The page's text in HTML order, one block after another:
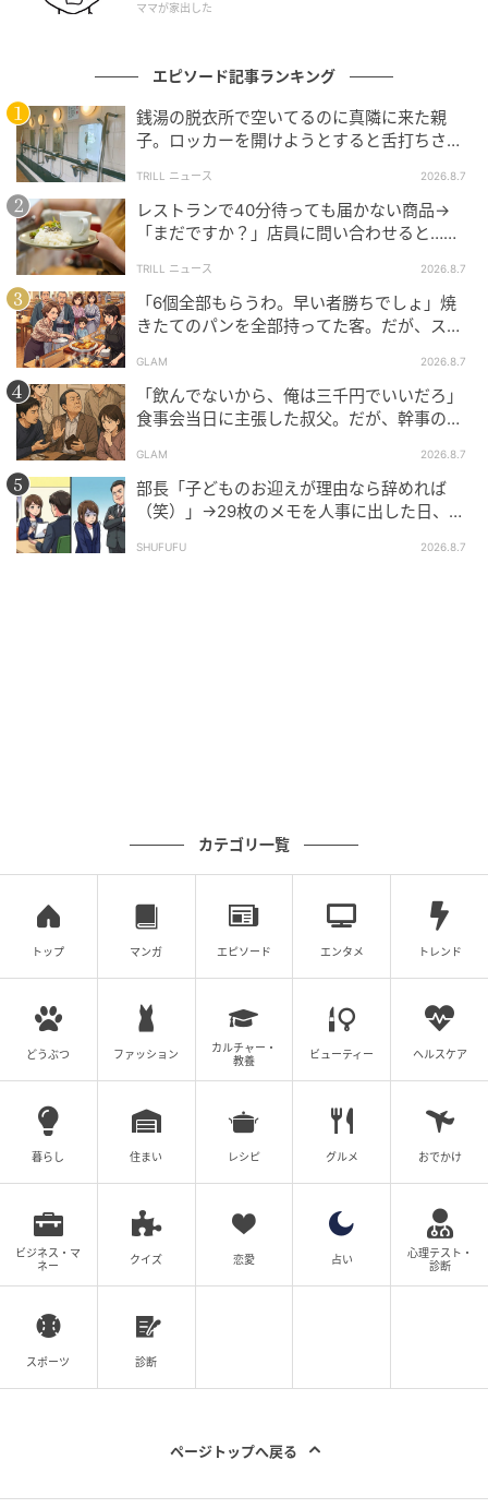
と家事の両方をこなしていたので、疲れはたまってい
夫はとてもやさしい人で、家事にも協力的でした。私
を気づかって、風呂掃除やごみ捨てなどを手伝ってく
れました。しかし、私が「今日は疲れたから仕事を休
みたい」というと、「僕は仕事に行くのに、どうして
あなたは休むの？」と怒るのです。私は「少しくらい
休んでも支障はないのに」と思ったのですが、これ以
上怒らせると喧嘩になってしまうと思い、ぐっとこら
えました。
結婚して1年後、夫は自営業を辞めて、会社員になりま
した。会社員になった夫は、有給や半休を取り、たま
に仕事を休むようになりました。夫は1年前のことを振
り返ると、「あのときは仕事が大変で休めなかったか
ら、あなたの気持ちを理解してあげられなくてごめん
ね」と謝ってくれました。
◇◇◇◇◇
著者：美咲一花／40代女性・派遣社員
「売ってもいい？」夫から衝撃的なひと言が！
ベビーカレンダー
結婚して2年目の私たち夫婦は、結婚前から記念日や誕
生日にはお互いにプレゼントを渡し合っていました。
夫からプレゼントをもらったときは、とてもうれしか
のダウン売ってもいい？」と衝撃的な言葉をかけられ
ママが家出した
エピソード記事ランキング
銭湯の脱衣所で空いてるのに真隣に来た親
子。ロッカーを開けようとすると舌打ちさ
中で拍手」
TRILL ニュース 2026.8.7
レストランで40分待っても届かない商品→
「まだですか？」店員に問い合わせると…そ
せん」
TRILL ニュース 2026.8.7
「6個全部もらうわ。早い者勝ちでしょ」焼
きたてのパンを全部持ってた客。だが、スタ
GLAM 2026.8.7
「飲んでないから、俺は三千円でいいだろ」
食事会当日に主張した叔父。だが、幹事のい
GLAM 2026.8.7
部長「子どものお迎えが理由なら辞めれば
（笑）」→29枚のメモを人事に出した日、部
SHUFUFU 2026.8.7
カテゴリ一覧
トップ マンガ エピソード エンタメ トレンド
どうぶつ ファッション
カルチャー・
教養
ビューティー ヘルスケア
暮らし 住まい レシピ グルメ おでかけ
ビジネス・マ
ネー
クイズ 恋愛 占い
心理テスト・
診断
スポーツ 診断
ページトップへ戻る